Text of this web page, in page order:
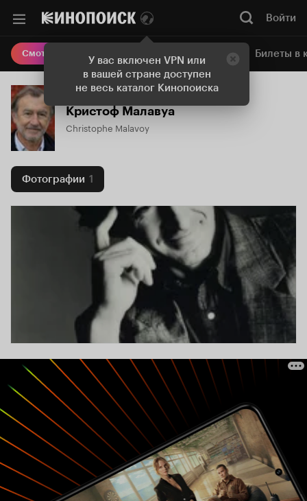
У вас включен VPN или
в вашей стране доступен
не весь каталог Кинопоиска
Войти
Смотреть кино Онлайн-кинотеатр Билеты в
Кристоф Малавуа
Christophe Malavoy
Фотографии 1